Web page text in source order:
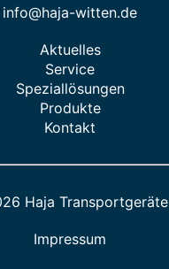
info@haja-witten.de
Aktuelles
Service
Speziallösungen
Produkte
Kontakt
Haja Transportgeräte
Impressum